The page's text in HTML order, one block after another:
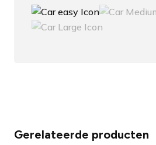
Gerelateerde producten